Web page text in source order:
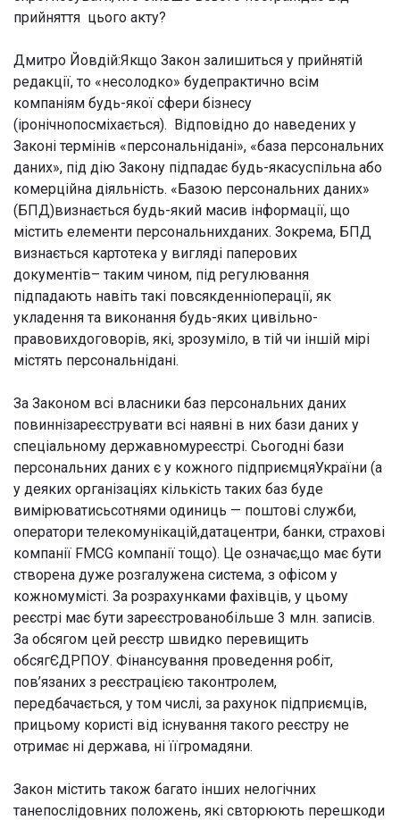
прийняття цього акту?
Дмитро Йовдій:Якщо Закон залишиться у прийнятій
редакції, то «несолодко» будепрактично всім
компаніям будь-якої сфери бізнесу
(іронічнопосміхається). Відповідно до наведених у
Законі термінів «персональнідані», «база персональних
даних», під дію Закону підпадає будь-якасуспільна або
комерційна діяльність. «Базою персональних даних»
(БПД)визнається будь-який масив інформації, що
містить елементи персональнихданих. Зокрема, БПД
визнається картотека у вигляді паперових
документів– таким чином, під регулювання
підпадають навіть такі повсякденніоперації, як
укладення та виконання будь-яких цивільно-
правовихдоговорів, які, зрозуміло, в тій чи іншій мірі
містять персональнідані.
За Законом всі власники баз персональних даних
повиннізареєструвати всі наявні в них бази даних у
спеціальному державномуреєстрі. Сьогодні бази
персональних даних є у кожного підприємцяУкраїни (а
у деяких організаціях кількість таких баз буде
вимірюватисьсотнями одиниць — поштові служби,
оператори телекомунікацій,датацентри, банки, страхові
компанії FMCG компанії тощо). Це означає,що має бути
створена дуже розгалужена система, з офісом у
кожномумісті. За розрахунками фахівців, у цьому
реєстрі має бути зареєстрованобільше 3 млн. записів.
За обсягом цей реєстр швидко перевищить
обсягЄДРПОУ. Фінансування проведення робіт,
пов’язаних з реєстрацією таконтролем,
передбачається, у том числі, за рахунок підприємців,
прицьому користі від існування такого реєстру не
отримає ні держава, ні їїгромадяни.
Закон містить також багато інших нелогічних
танепослідовних положень, які свторюють перешкоди